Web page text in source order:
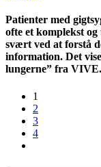
Patienter med
ofte et komplekst
svært ved at forstå
information. Det
lungerne” fra VIVE.
1
2
3
4